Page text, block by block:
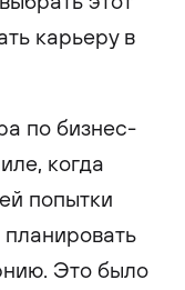
карьеру в
по бизнес-
когда
попытки
Это было